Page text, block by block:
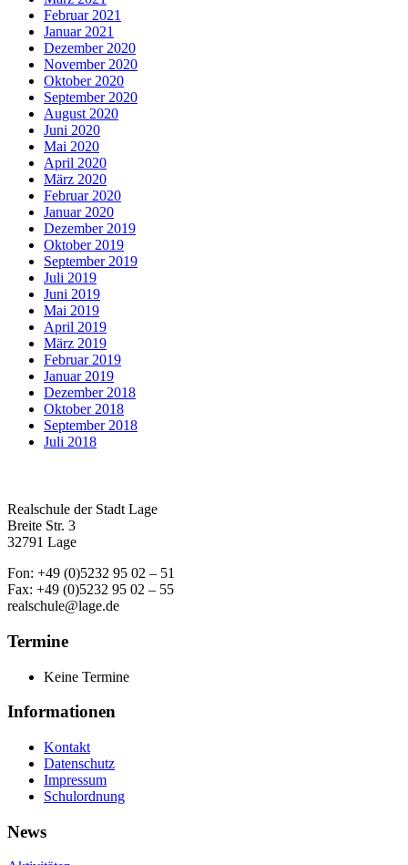
Februar 2021
Januar 2021
Dezember 2020
November 2020
Oktober 2020
September 2020
August 2020
Juni 2020
Mai 2020
April 2020
März 2020
Februar 2020
Januar 2020
Dezember 2019
Oktober 2019
September 2019
Juli 2019
Juni 2019
Mai 2019
April 2019
März 2019
Februar 2019
Januar 2019
Dezember 2018
Oktober 2018
September 2018
Juli 2018
Realschule der Stadt Lage
Breite Str. 3
32791 Lage
Fon: +49 (0)5232 95 02 – 51
Fax: +49 (0)5232 95 02 – 55
realschule@lage.de
Termine
Keine Termine
Informationen
Kontakt
Datenschutz
Impressum
Schulordnung
News